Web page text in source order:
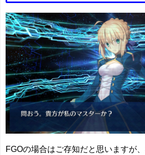
FGOの場合はご存知だと思いますが